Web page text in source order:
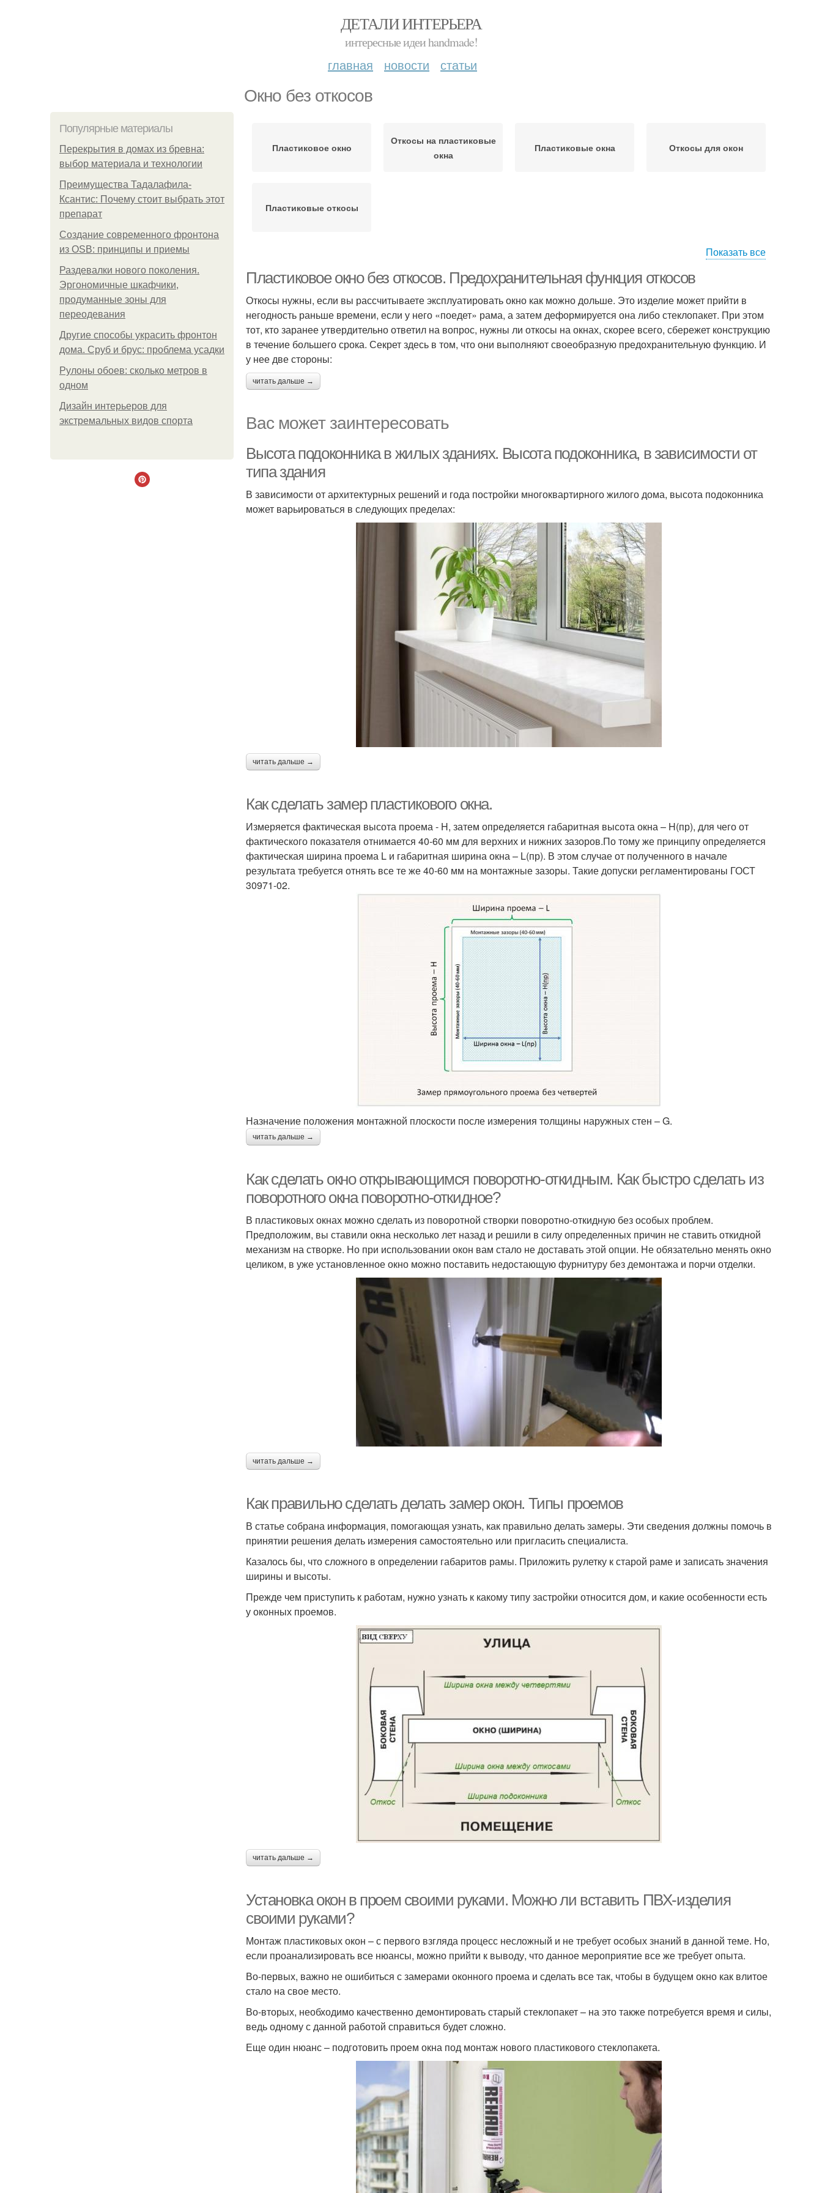
ДЕТАЛИ ИНТЕРЬЕРА
интересные идеи handmade!
главная новости статьи
Окно без откосов
Популярные материалы
Перекрытия в домах из бревна:
выбор материала и технологии
Преимущества Тадалафила-
Ксантис: Почему стоит выбрать этот
препарат
Создание современного фронтона
из OSB: принципы и приемы
Раздевалки нового поколения.
Эргономичные шкафчики,
продуманные зоны для
переодевания
Другие способы украсить фронтон
дома. Сруб и брус: проблема усадки
Рулоны обоев: сколько метров в
одном
Дизайн интерьеров для
экстремальных видов спорта
Пластиковое окно
Откосы на пластиковые
окна
Пластиковые окна Откосы для окон
Пластиковые откосы
Показать все
Пластиковое окно без откосов. Предохранительная функция откосов
Откосы нужны, если вы рассчитываете эксплуатировать окно как можно дольше. Это изделие может прийти в
негодность раньше времени, если у него «поедет» рама, а затем деформируется она либо стеклопакет. При этом
тот, кто заранее утвердительно ответил на вопрос, нужны ли откосы на окнах, скорее всего, сбережет конструкцию
в течение большего срока. Секрет здесь в том, что они выполняют своеобразную предохранительную функцию. И
у нее две стороны:
читать дальше →
Вас может заинтересовать
Высота подоконника в жилых зданиях. Высота подоконника, в зависимости от
типа здания
В зависимости от архитектурных решений и года постройки многоквартирного жилого дома, высота подоконника
может варьироваться в следующих пределах:
читать дальше →
Как сделать замер пластикового окна.
Измеряется фактическая высота проема - H, затем определяется габаритная высота окна – H(пр), для чего от
фактического показателя отнимается 40-60 мм для верхних и нижних зазоров.По тому же принципу определяется
фактическая ширина проема L и габаритная ширина окна – L(пр). В этом случае от полученного в начале
результата требуется отнять все те же 40-60 мм на монтажные зазоры. Такие допуски регламентированы ГОСТ
30971-02.
Назначение положения монтажной плоскости после измерения толщины наружных стен – G.
читать дальше →
Как сделать окно открывающимся поворотно-откидным. Как быстро сделать из
поворотного окна поворотно-откидное?
В пластиковых окнах можно сделать из поворотной створки поворотно-откидную без особых проблем.
Предположим, вы ставили окна несколько лет назад и решили в силу определенных причин не ставить откидной
механизм на створке. Но при использовании окон вам стало не доставать этой опции. Не обязательно менять окно
целиком, в уже установленное окно можно поставить недостающую фурнитуру без демонтажа и порчи отделки.
читать дальше →
Как правильно сделать делать замер окон. Типы проемов
В статье собрана информация, помогающая узнать, как правильно делать замеры. Эти сведения должны помочь в
принятии решения делать измерения самостоятельно или пригласить специалиста.
Казалось бы, что сложного в определении габаритов рамы. Приложить рулетку к старой раме и записать значения
ширины и высоты.
Прежде чем приступить к работам, нужно узнать к какому типу застройки относится дом, и какие особенности есть
у оконных проемов.
читать дальше →
Установка окон в проем своими руками. Можно ли вставить ПВХ-изделия
своими руками?
Монтаж пластиковых окон – с первого взгляда процесс несложный и не требует особых знаний в данной теме. Но,
если проанализировать все нюансы, можно прийти к выводу, что данное мероприятие все же требует опыта.
Во-первых, важно не ошибиться с замерами оконного проема и сделать все так, чтобы в будущем окно как влитое
стало на свое место.
Во-вторых, необходимо качественно демонтировать старый стеклопакет – на это также потребуется время и силы,
ведь одному с данной работой справиться будет сложно.
Еще один нюанс – подготовить проем окна под монтаж нового пластикового стеклопакета.